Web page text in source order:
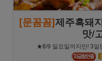
[문꼼꼼]제주흑돼
맛/
★8/9 일요일까지만! 3일